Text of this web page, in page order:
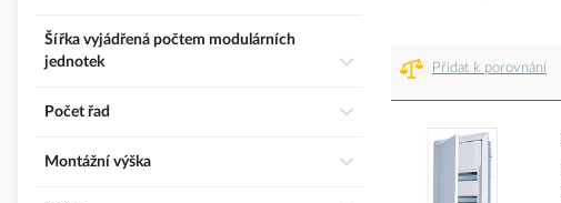
Přidat k porovnání
Šířka vyjádřená počtem modulárních
jednotek
Počet řad
Montážní výška